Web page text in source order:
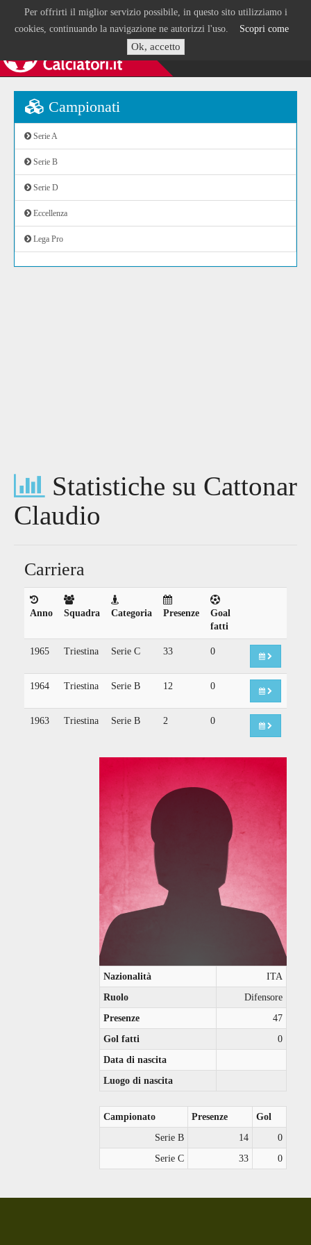
Per offrirti il miglior servizio possibile, in questo sito utilizziamo i
cookies, continuando la navigazione ne autorizzi l'uso. Scopri come
Ok, accetto
Campionati
Serie A
Serie B
Serie D
Eccellenza
Lega Pro
Statistiche su Cattonar
Claudio
Carriera
Anno Squadra Categoria Presenze
Goal
fatti
1965 Triestina Serie C 33 0
1964 Triestina Serie B 12 0
1963 Triestina Serie B 2 0
Nazionalità
ITA
Ruolo
Difensore
Presenze
47
Gol fatti
0
Data di nascita
Luogo di nascita
Campionato Presenze
Gol
Serie B
14
0
Serie C
33 0